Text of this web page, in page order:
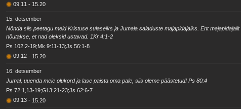
09.11- 15.20
15. detsember
Nõnda siis peetagu meid Kristuse sulaseiks ja Jumala saladuste majapidajaiks. Ent majapidajailt
nõutakse, et nad oleksid ustavad. 1Kr 4:1-2
Ps 102:2-19;Mk 9:11-13;Js 56:1-8
09.12- 15.20
16. detsember
Jumal, uuenda meie olukord ja lase paista oma pale, siis oleme päästetud! Ps 80:4
Ps 72:1,13-19;Gl 3:21-23;Js 62:6-7
09.13- 15.20